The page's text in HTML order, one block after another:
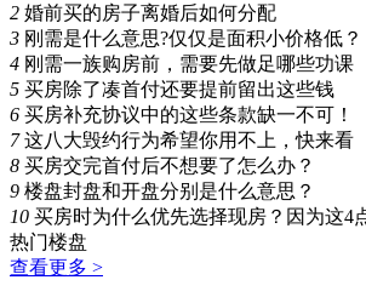
2 婚前买的房子离婚后如何分配
3 刚需是什么意思?仅仅是面积小价格低？
4 刚需一族购房前，需要先做足哪些功课
5 买房除了凑首付还要提前留出这些钱
6 买房补充协议中的这些条款缺一不可！
7 这八大毁约行为希望你用不上，快来看
8 买房交完首付后不想要了怎么办？
9 楼盘封盘和开盘分别是什么意思？
10 买房时为什么优先选择现房？因为这4
热门楼盘
查看更多 >